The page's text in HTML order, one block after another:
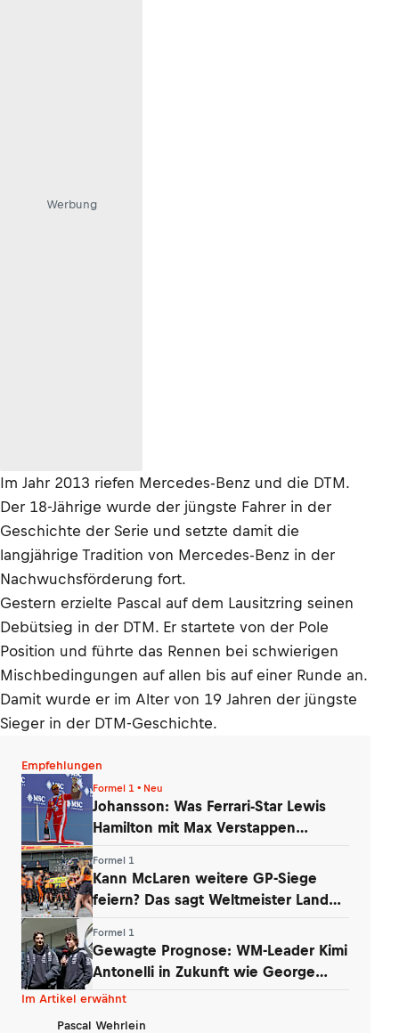
Werbung
Im Jahr 2013 riefen Mercedes-Benz und die DTM.
Der 18-Jährige wurde der jüngste Fahrer in der
Geschichte der Serie und setzte damit die
langjährige Tradition von Mercedes-Benz in der
Nachwuchsförderung fort.
Gestern erzielte Pascal auf dem Lausitzring seinen
Debütsieg in der DTM. Er startete von der Pole
Position und führte das Rennen bei schwierigen
Mischbedingungen auf allen bis auf einer Runde an.
Damit wurde er im Alter von 19 Jahren der jüngste
Sieger in der DTM-Geschichte.
Empfehlungen
Formel 1 • Neu
Johansson: Was Ferrari-Star Lewis
Hamilton mit Max Verstappen
Formel 1
Kann McLaren weitere GP-Siege
feiern? Das sagt Weltmeister Lando
Formel 1
Gewagte Prognose: WM-Leader Kimi
Antonelli in Zukunft wie George
Russell
Im Artikel erwähnt
Pascal Wehrlein